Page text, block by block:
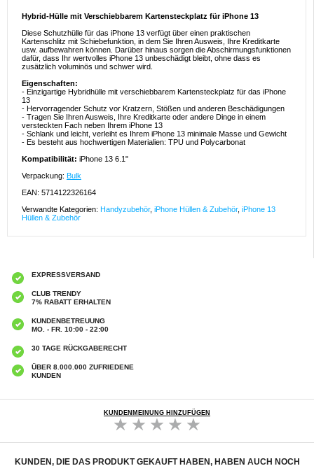
Hybrid-Hülle mit Verschiebbarem Kartensteckplatz für iPhone 13
Diese Schutzhülle für das iPhone 13 verfügt über einen praktischen
Kartenschlitz mit Schiebefunktion, in dem Sie Ihren Ausweis, Ihre Kreditkarte
usw. aufbewahren können. Darüber hinaus sorgen die Abschirmungsfunktionen
dafür, dass Ihr wertvolles iPhone 13 unbeschädigt bleibt, ohne dass es
zusätzlich voluminös und schwer wird.
Eigenschaften:
- Einzigartige Hybridhülle mit verschiebbarem Kartensteckplatz für das iPhone
13
- Hervorragender Schutz vor Kratzern, Stößen und anderen Beschädigungen
- Tragen Sie Ihren Ausweis, Ihre Kreditkarte oder andere Dinge in einem
versteckten Fach neben Ihrem iPhone 13
- Schlank und leicht, verleiht es Ihrem iPhone 13 minimale Masse und Gewicht
- Es besteht aus hochwertigen Materialien: TPU und Polycarbonat
Kompatibilität: iPhone 13 6.1"
Verpackung: Bulk
EAN: 5714122326164
Verwandte Kategorien: Handyzubehör, iPhone Hüllen & Zubehör, iPhone 13
Hüllen & Zubehör
EXPRESSVERSAND
CLUB TRENDY
7% RABATT ERHALTEN
KUNDENBETREUUNG
MO. - FR. 10:00 - 22:00
30 TAGE RÜCKGABERECHT
ÜBER 8.000.000 ZUFRIEDENE
KUNDEN
KUNDENMEINUNG HINZUFÜGEN
KUNDEN, DIE DAS PRODUKT GEKAUFT HABEN, HABEN AUCH NOCH